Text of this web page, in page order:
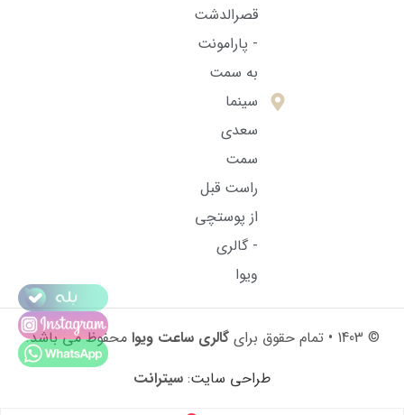
قصرالدشت
- پارامونت
به سمت
سینما
سعدی
سمت
راست قبل
از پوستچی
- گالری
ویوا
© 1403 • تمام حقوق برای گالری ساعت ویوا محفوظ می باشد.
طراحی سایت: سیترانت